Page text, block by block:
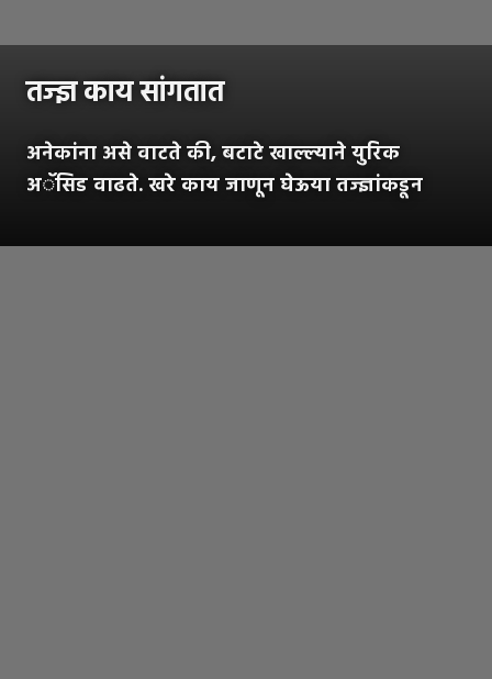
तज्ज्ञ काय सांगतात
अनेकांना असे वाटते की, बटाटे खाल्ल्याने युरिक
अॅसिड वाढते. खरे काय जाणून घेऊया तज्ज्ञांकडून